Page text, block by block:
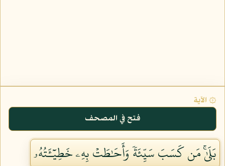
۞ الآية
فتح في المصحف
بَلَىٰۚ مَن كَسَبَ سَيِّئَةٗ وَأَحَٰطَتۡ بِهِۦ خَطِيٓـَٔتُهُۥ